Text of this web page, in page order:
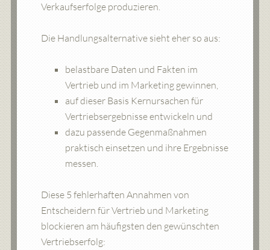
Verkaufserfolge produzieren.
Die Handlungsalternative sieht eher so aus:
belastbare Daten und Fakten im
Vertrieb und im Marketing gewinnen,
auf dieser Basis Kernursachen für
Vertriebsergebnisse entwickeln und
dazu passende Gegenmaßnahmen
praktisch einsetzen und ihre Ergebnisse
messen.
Diese 5 fehlerhaften Annahmen von
Entscheidern für Vertrieb und Marketing
blockieren am häufigsten den gewünschten
Vertriebserfolg: